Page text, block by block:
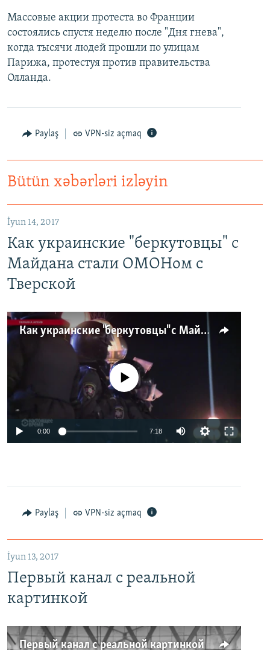
Массовые акции протеста во Франции
состоялись спустя неделю после "Дня гнева",
когда тысячи людей прошли по улицам
Парижа, протестуя против правительства
Олланда.
Paylaş VPN-siz açmaq
Bütün xəbərləri izləyin
İyun 14, 2017
Как украинские "беркутовцы" с
Майдана стали ОМОНом с
Тверской
Как украинские "беркутовцы" с Майдана стали ОМОНом с Тверской
No media source currently available
0:00 7:18
Paylaş VPN-siz açmaq
İyun 13, 2017
Первый канал с реальной
картинкой
Первый канал с реальной картинкой